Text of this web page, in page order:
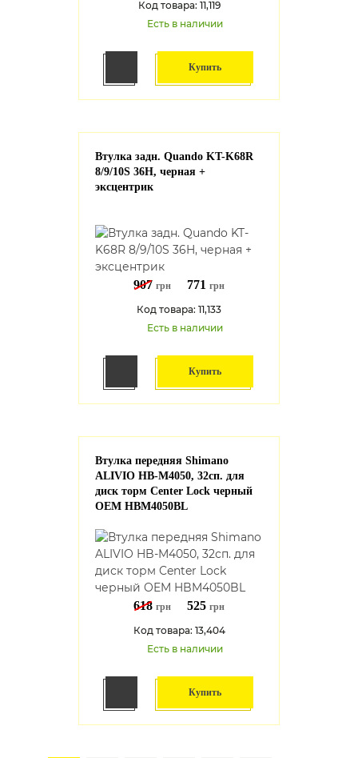
Код товара: 11,119
Есть в наличии
Купить
Втулка задн. Quando KT-K68R
8/9/10S 36H, черная +
эксцентрик
907 грн 771 грн
Код товара: 11,133
Есть в наличии
Купить
Втулка передняя Shimano
ALIVIO HB-M4050, 32сп. для
диск торм Center Lock черный
OEM HBM4050BL
618 грн 525 грн
Код товара: 13,404
Есть в наличии
Купить